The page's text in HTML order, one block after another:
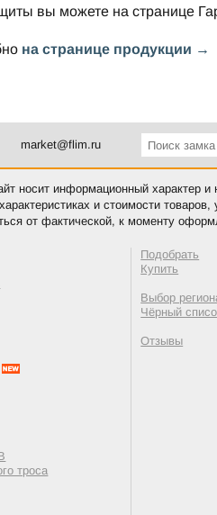
вы можете на странице
на странице продукции →
market@flim.ru
носит информационный характер
и стоимости
от фактической, к моменту
троса
Подобрать
Купить
Выбор
Чёрный
Отзывы